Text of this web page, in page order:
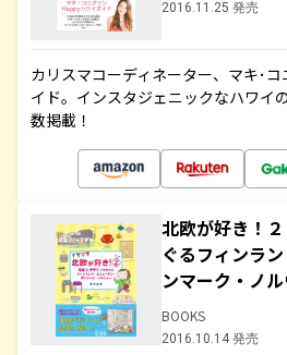
2016.11.25 発売
カリスマコーディネーター、マキ･
イド。インスタジェニックなハワイ
数掲載！
北欧が好き！
ぐるフィンラ
ンマーク・ノ
BOOKS
2016.10.14 発売